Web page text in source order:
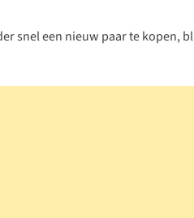
snel een nieuw paar te kopen,